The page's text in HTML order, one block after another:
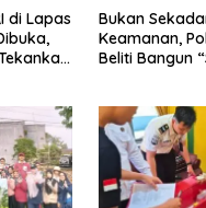
di Lapas
Bukan
Keamanan,
Beliti Bangun